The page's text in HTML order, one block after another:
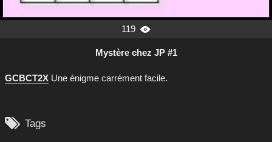
119 
Mystère chez JP #1
GCBCT2X Une énigme carrément facile.
 Tags